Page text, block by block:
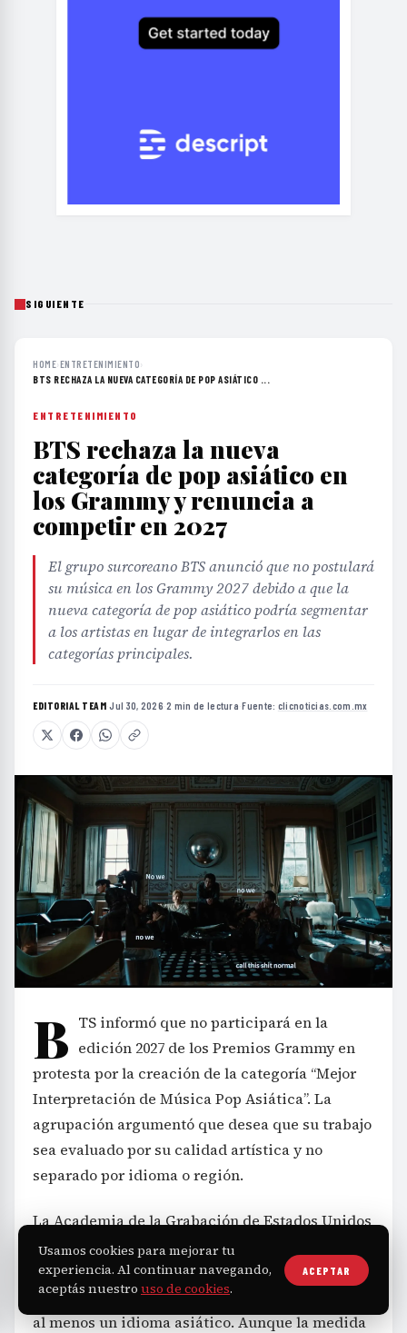
SIGUIENTE
HOME›ENTRETENIMIENTO›
BTS RECHAZA LA NUEVA CATEGORÍA DE POP ASIÁTICO ...
ENTRETENIMIENTO
BTS rechaza la nueva
categoría de pop asiático en
los Grammy y renuncia a
competir en 2027
El grupo surcoreano BTS anunció que no postulará
su música en los Grammy 2027 debido a que la
nueva categoría de pop asiático podría segmentar
a los artistas en lugar de integrarlos en las
categorías principales.
EDITORIAL TEAM·Jul 30, 2026·2 min de lectura·Fuente: clicnoticias.com.mx
B TS informó que no participará en la
edición 2027 de los Premios Grammy en
protesta por la creación de la categoría “Mejor
Interpretación de Música Pop Asiática”. La
agrupación argumentó que desea que su trabajo
sea evaluado por su calidad artística y no
separado por idioma o región.
La Academia de la Grabación de Estados Unidos
estableció esta nueva categoría para reconocer
géneros como K-pop, J-pop y C-pop, requiriendo
que las canciones usen de manera significativa
al menos un idioma asiático. Aunque la medida
Usamos cookies para mejorar tu
experiencia. Al continuar navegando,
aceptás nuestro uso de cookies.
ACEPTAR